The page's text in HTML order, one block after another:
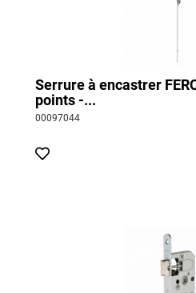
Serrure à encastrer
points -...
00097044